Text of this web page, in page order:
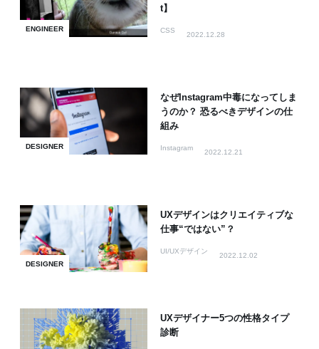
ENGINEER
t】
CSS
2022.12.28
DESIGNER
なぜInstagram中毒になってしま
うのか？ 恐るべきデザインの仕
組み
Instagram
2022.12.21
DESIGNER
UXデザインはクリエイティブな
仕事“ではない”？
UI/UXデザイン
2022.12.02
UXデザイナー5つの性格タイプ
診断